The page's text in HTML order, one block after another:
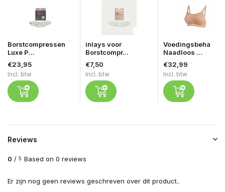
Borstcompressen
Luxe P...
€23,95
Incl. btw
inlays voor
Borstcompr...
€7,50
Incl. btw
Voedingsbeha
Naadloos ...
€32,99
Incl. btw
Reviews
0 / 5 Based on 0 reviews
Er zijn nog geen reviews geschreven over dit product..